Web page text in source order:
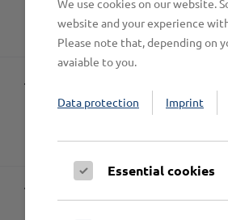
We use cookies on our website.
website and your experience
Please note that, depending on
avaiable to you.
Data protection Imprint
Essential cookies